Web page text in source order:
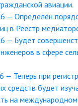
авиации.
— Определён
в Реестр
— Будет
в сфере
— Теперь при
средств будет
на международном